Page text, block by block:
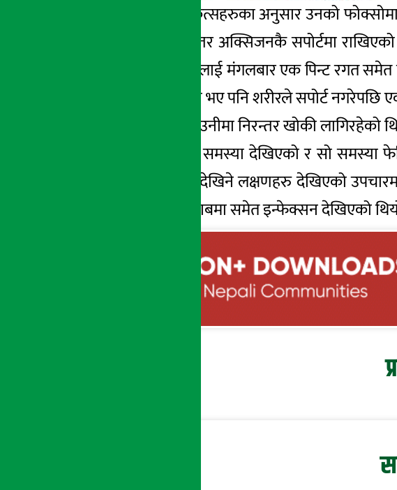
उपचारमा संलग्न चिकित्सहरुका अनुसार उनको
थियो । उनलाई निरन्तर अक्सिजनकै सपोर्टमा
देखिएको थियो । उहाँलाई मंगलबार एक पिन्ट रगत समेत
चढाउने योजना बनेको भए पनि शरीरले सपोर्ट नगरेपछि
दिल्ली उड्नुअघि पनि उनीमा निरन्तर खोकी
उनलाई निमोनियाको समस्या देखिएको र सो
लक्षण र कोभिडपछि देखिने लक्षणहरु देखिएको
खनालको रगत र पिसाबमा समेत इन्फेक्सन देखिएको